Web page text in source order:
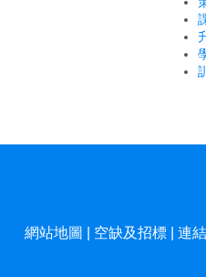
網站地圖 空缺及招標 連結